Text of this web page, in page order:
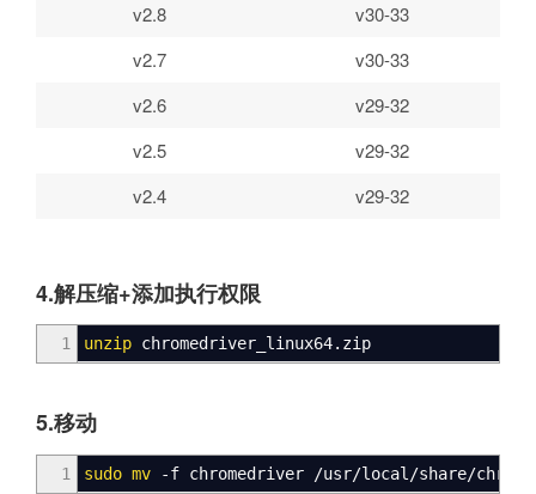
v2.8
v30-33
v2.7
v30-33
v2.6
v29-32
v2.5
v29-32
v2.4
v29-32
4.解压缩+添加执行权限
1 unzip chromedriver_linux64.zip
5.移动
1 sudo mv -f chromedriver /usr/local /share/